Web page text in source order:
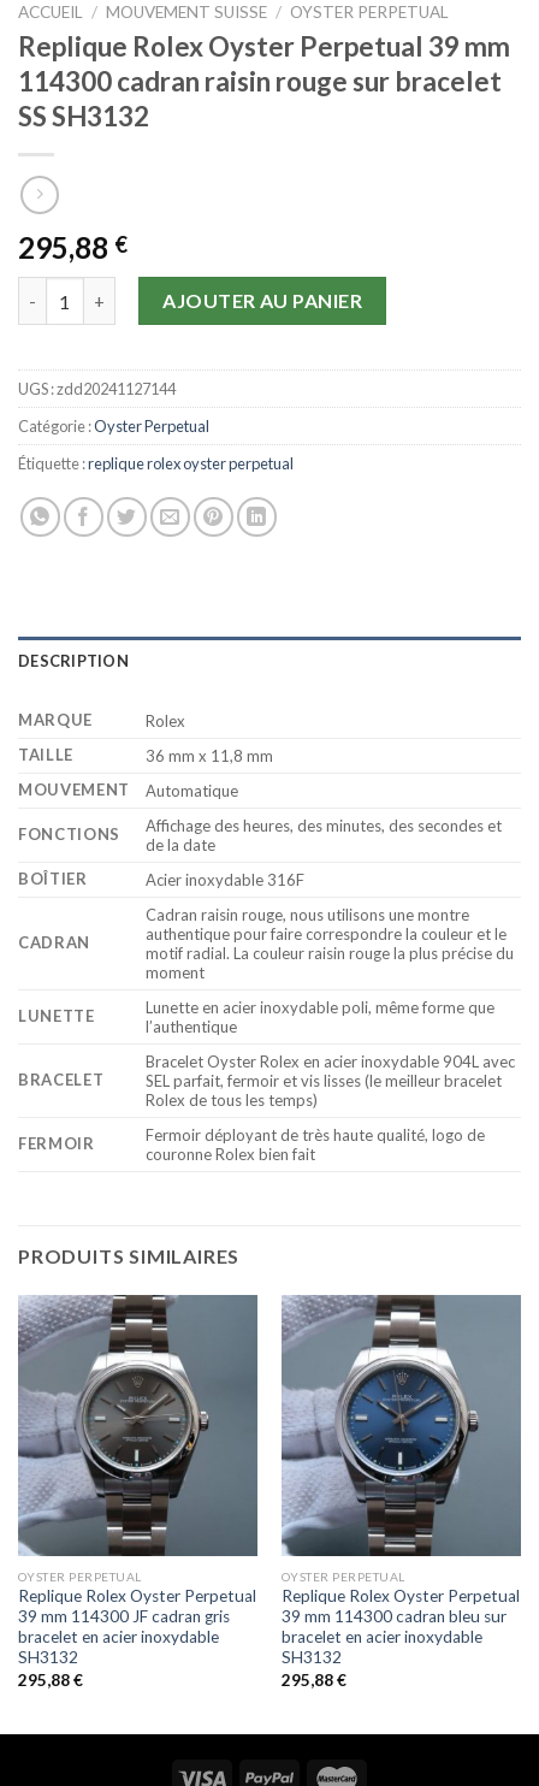
ACCUEIL / MOUVEMENT SUISSE / OYSTER PERPETUAL
Replique Rolex Oyster Perpetual 39 mm
114300 cadran raisin rouge sur bracelet
SS SH3132
295,88 €
AJOUTER AU PANIER
UGS :zdd20241127144
Catégorie :Oyster Perpetual
Étiquette :replique rolex oyster perpetual
DESCRIPTION
MARQUE
Rolex
TAILLE
36 mm x 11,8 mm
MOUVEMENT
Automatique
FONCTIONS
Affichage des heures, des minutes, des secondes et
de la date
BOÎTIER
Acier inoxydable 316F
CADRAN
Cadran raisin rouge, nous utilisons une montre
authentique pour faire correspondre la couleur et le
motif radial. La couleur raisin rouge la plus précise du
moment
LUNETTE
Lunette en acier inoxydable poli, même forme que
l’authentique
BRACELET
Bracelet Oyster Rolex en acier inoxydable 904L avec
SEL parfait, fermoir et vis lisses (le meilleur bracelet
Rolex de tous les temps)
FERMOIR
Fermoir déployant de très haute qualité, logo de
couronne Rolex bien fait
PRODUITS SIMILAIRES
OYSTER PERPETUAL
Replique Rolex Oyster Perpetual
39 mm 114300 JF cadran gris
bracelet en acier inoxydable
SH3132
295,88€
OYSTER PERPETUAL
Replique Rolex Oyster Perpetual
39 mm 114300 cadran bleu sur
bracelet en acier inoxydable
SH3132
295,88€